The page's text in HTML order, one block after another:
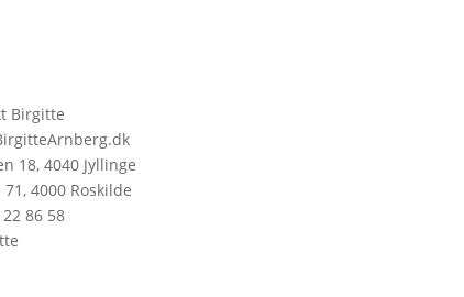
Birgitte
18, 4040 Jyllinge
4000 Roskilde
86 58